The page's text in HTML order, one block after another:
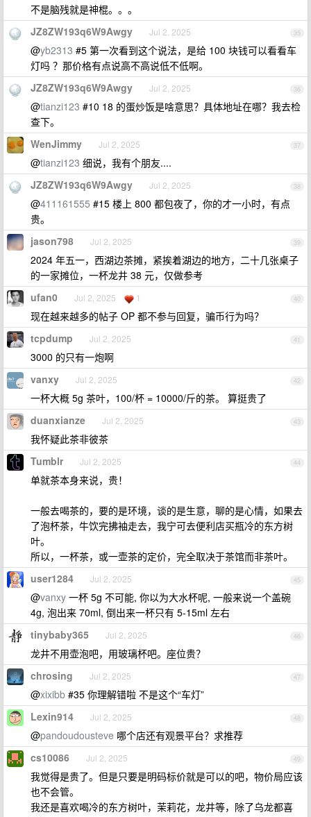
不是脑残就是神棍。。。
35
JZ8ZW193q6W9Awgy Jul 2, 2025
@yb2313 #5 第一次看到这个说法，是给 100 块钱可以看看车
灯吗 ？那价格有点说高不高说低不低啊。
36
JZ8ZW193q6W9Awgy Jul 2, 2025
@tianzi123 #10 18 的蛋炒饭是啥意思？具体地址在哪？我去检
查下。
37
WenJimmy Jul 2, 2025
@tianzi123 细说，我有个朋友....
38
JZ8ZW193q6W9Awgy Jul 2, 2025
@411161555 #15 楼上 800 都包夜了，你的才一小时，有点
贵。
39
jason798 Jul 2, 2025
2024 年五一，西湖边茶摊，紧挨着湖边的地方，二十几张桌子
的一家摊位，一杯龙井 38 元，仅做参考
40
ufan0 Jul 2, 2025 1
现在越来越多的帖子 OP 都不参与回复，骗币行为吗？
41
tcpdump Jul 2, 2025
3000 的只有一炮啊
42
vanxy Jul 2, 2025
一杯大概 5g 茶叶，100/杯 = 10000/斤的茶。 算挺贵了
43
duanxianze Jul 2, 2025
我怀疑此茶非彼茶
44
Tumblr Jul 2, 2025
单就茶本身来说，贵！
一般去喝茶的，要的是环境，谈的是生意，聊的是心情，如果去
了泡杯茶，牛饮完拂袖走去，我宁可去便利店买瓶冷的东方树
叶。
所以，一杯茶，或一壶茶的定价，完全取决于茶馆而非茶叶。
45
user1284 Jul 2, 2025
@vanxy 一杯 5g 不可能, 你以为大水杯呢, 一般来说一个盖碗
4g, 泡出来 70ml, 倒出来一杯只有 5-15ml 左右
46
tinybaby365 Jul 2, 2025
龙井不用壶泡吧，用玻璃杯吧。座位贵？
47
chrosing Jul 2, 2025
@xixibb #35 你理解错啦 不是这个“车灯”
48
Lexin914 Jul 2, 2025
@pandoudousteve 哪个店还有观景平台？求推荐
49
cs10086 Jul 2, 2025
我觉得是贵了。但是只要是明码标价就是可以的吧，物价局应该
也不会管。
我还是喜欢喝冷的东方树叶，茉莉花，龙井等，除了乌龙都喜